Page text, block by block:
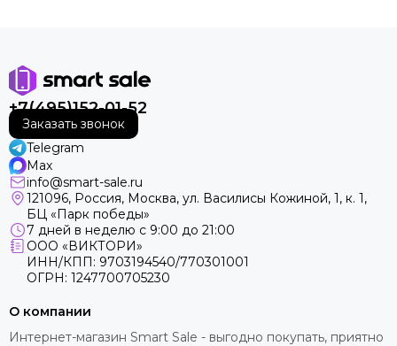
+7(495)152-01-52
Заказать звонок
Telegram
Max
info@smart-sale.ru
121096, Россия, Москва, ул. Василисы Кожиной, 1, к. 1,
БЦ «Парк победы»
7 дней в неделю с 9:00 до 21:00
ООО «ВИКТОРИ»
ИНН/КПП: 9703194540/770301001
ОГРН: 1247700705230
О компании
Интернет-магазин Smart Sale - выгодно покупать, приятно